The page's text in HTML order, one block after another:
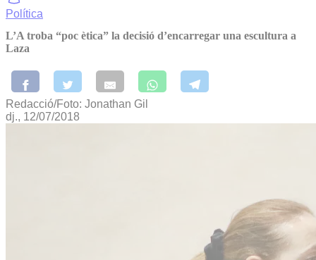
Política
L’A troba “poc ètica” la decisió d’encarregar una escultura a
Laza
Redacció/Foto: Jonathan Gil
dj., 12/07/2018